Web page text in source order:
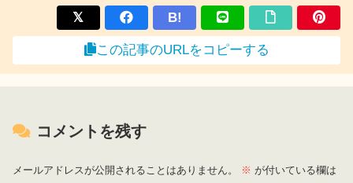
B!
この記事のURLをコピーする
コメントを残す
メールアドレスが公開されることはありません。 ※ が付いている欄は